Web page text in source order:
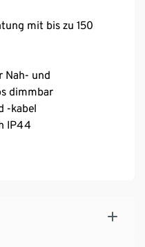
mit bis zu 150
Nah- und
dimmbar
-kabel
IP44
geeignet
bis zu 30 Stunden